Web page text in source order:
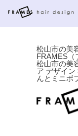
松山市の美
FRAMES（
松山市の美
ア デザイン
んとミニボ